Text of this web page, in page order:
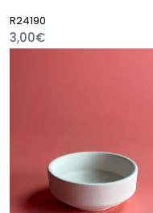
R24190
3,00€